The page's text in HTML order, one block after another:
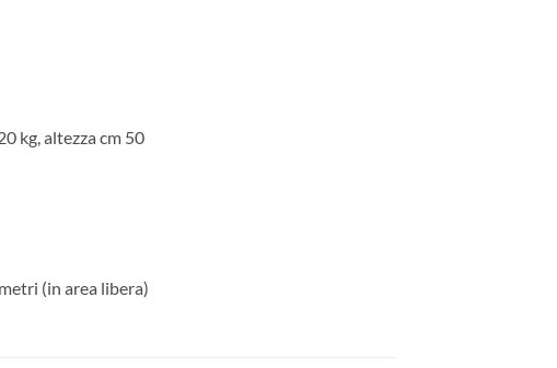
kg, altezza cm 50
(in area libera)